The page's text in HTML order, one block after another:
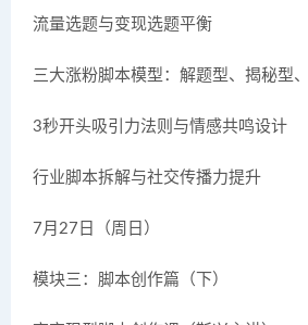
流量选题与变现选题平衡
三大涨粉脚本模型：解题型、揭秘型
3秒开头吸引力法则与情感共鸣设计
行业脚本拆解与社交传播力提升
7月27日（周日）
模块三：脚本创作篇（下）